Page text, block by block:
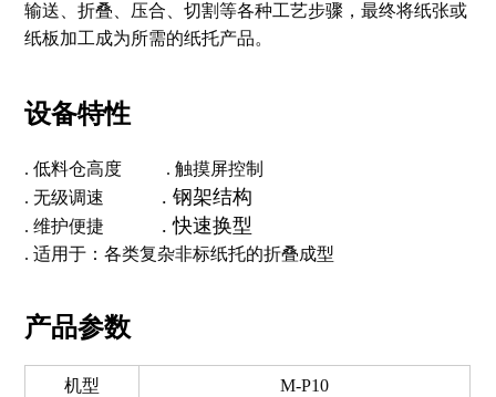
输送、折叠、压合、切割等各种工艺步骤，最终将纸张或
纸板加工成为所需的纸托产品。
设备特性
. 低料仓高度 . 触摸屏控制
. 无级调速 . 钢架结构
. 维护便捷 . 快速换型
. 适用于：各类复杂非标纸托的折叠成型
产品参数
机型 M-P10